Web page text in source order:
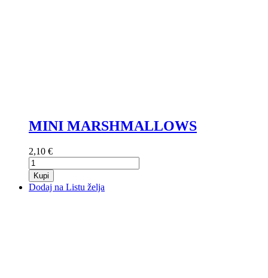
MINI MARSHMALLOWS
2,10 €
Kupi
Dodaj na Listu želja